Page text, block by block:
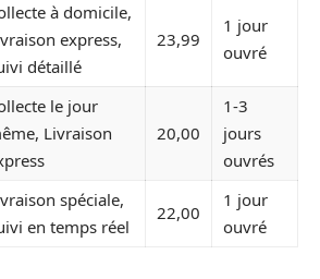
à domicile,
express,
détaillé
23,99
1 jour
ouvré
le jour
Livraison
20,00
1-3
jours
ouvrés
spéciale,
en temps réel
22,00
1 jour
ouvré